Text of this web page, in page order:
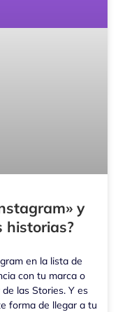
y
historias?
en la lista de
con tu marca o
las Stories. Y es
forma de llegar a tu